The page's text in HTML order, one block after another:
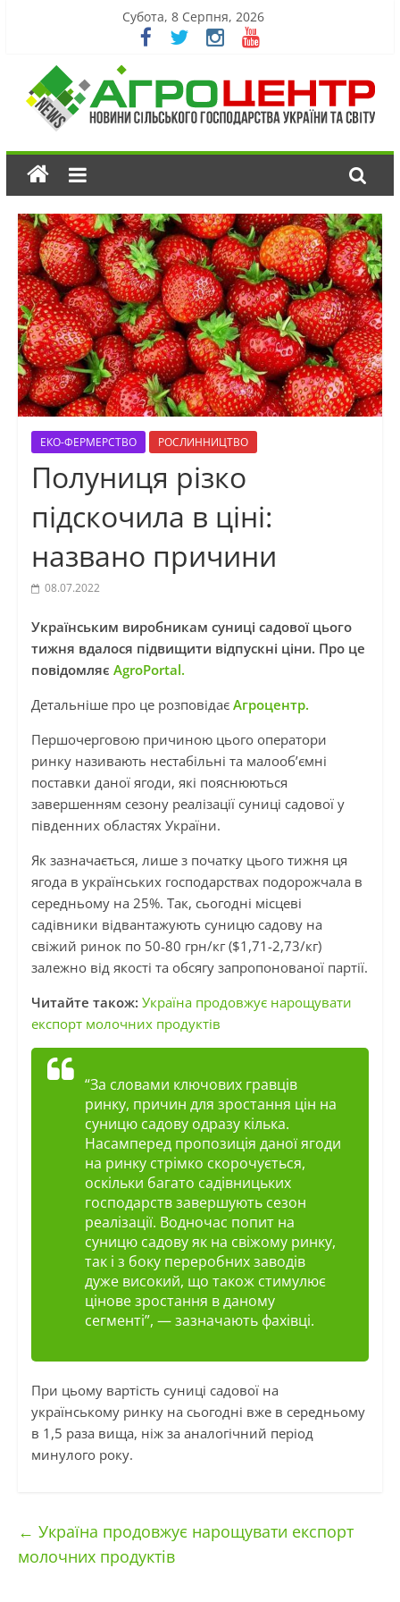
Субота, 8 Серпня, 2026
ЕКО-ФЕРМЕРСТВО РОСЛИННИЦТВО
Полуниця різко
підскочила в ціні:
названо причини
08.07.2022
Українським виробникам суниці садової цього
тижня вдалося підвищити відпускні ціни. Про це
повідомляє AgroPortal.
Детальніше про це розповідаєАгроцентр.
Першочерговою причиною цього оператори
ринку називають нестабільні та малооб’ємні
поставки даної ягоди, які пояснюються
завершенням сезону реалізації суниці садової у
південних областях України.
Як зазначається, лише з початку цього тижня ця
ягода в українських господарствах подорожчала в
середньому на 25%. Так, сьогодні місцеві
садівники відвантажують суницю садову на
свіжий ринок по 50-80 грн/кг ($1,71-2,73/кг)
залежно від якості та обсягу запропонованої партії.
Читайте також: Україна продовжує нарощувати
експорт молочних продуктів
“За словами ключових гравців
ринку, причин для зростання цін на
суницю садову одразу кілька.
Насамперед пропозиція даної ягоди
на ринку стрімко скорочується,
оскільки багато садівницьких
господарств завершують сезон
реалізації. Водночас попит на
суницю садову як на свіжому ринку,
так і з боку переробних заводів
дуже високий, що також стимулює
цінове зростання в даному
сегменті”, — зазначають фахівці.
При цьому вартість суниці садової на
українському ринку на сьогодні вже в середньому
в 1,5 раза вища, ніж за аналогічний період
минулого року.
← Україна продовжує нарощувати експорт
молочних продуктів